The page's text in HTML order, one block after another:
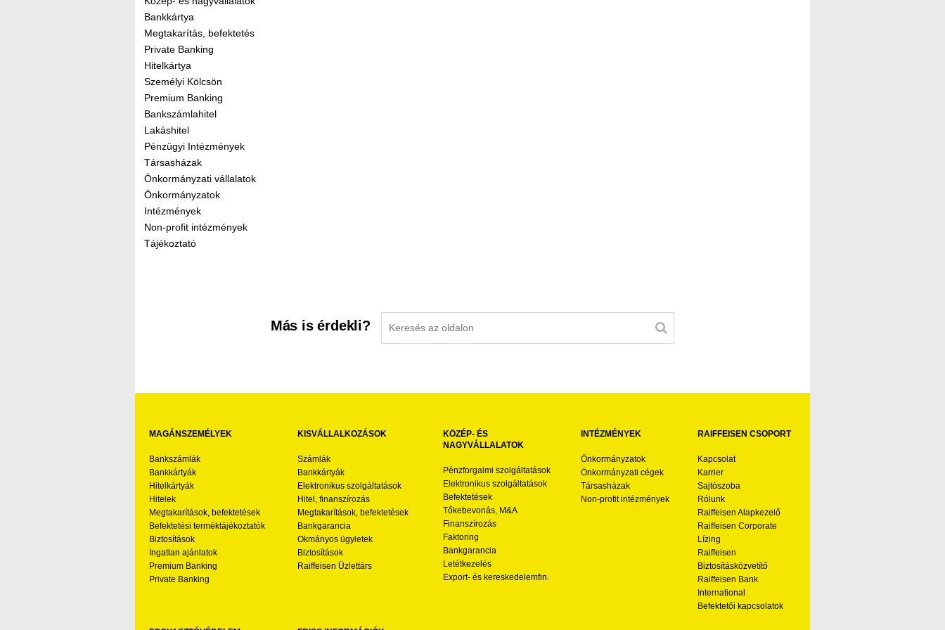
Bankkártya
Megtakarítás, befektetés
Private Banking
Hitelkártya
Személyi Kölcsön
Premium Banking
Bankszámlahitel
Lakáshitel
Pénzügyi Intézmények
Társasházak
Önkormányzati vállalatok
Önkormányzatok
Intézmények
Non-profit intézmények
Tájékoztató
Más is érdekli?
MAGÁNSZEMÉLYEK
Bankszámlák
Bankkártyák
Hitelkártyák
Hitelek
Megtakarítások, befektetések
Befektetési terméktájékoztatók
Biztosítások
Ingatlan ajánlatok
Premium Banking
Private Banking
KISVÁLLALKOZÁSOK
Számlák
Bankkártyák
Elektronikus szolgáltatások
Hitel, finanszírozás
Megtakarítások, befektetések
Bankgarancia
Okmányos ügyletek
Biztosítások
Raiffeisen Üzlettárs
KÖZÉP- ÉS
NAGYVÁLLALATOK
Pénzforgalmi szolgáltatások
Elektronikus szolgáltatások
Befektetések
Tőkebevonás, M&A
Finanszírozás
Faktoring
Bankgarancia
Letétkezelés
Export- és kereskedelemfin.
INTÉZMÉNYEK
Önkormányzatok
Önkormányzati cégek
Társasházak
Non-profit intézmények
RAIFFEISEN CSOPORT
Kapcsolat
Karrier
Sajtószoba
Rólunk
Raiffeisen Alapkezelő
Raiffeisen Corporate
Lízing
Raiffeisen
Biztosításközvetítő
Raiffeisen Bank
International
Befektetői kapcsolatok